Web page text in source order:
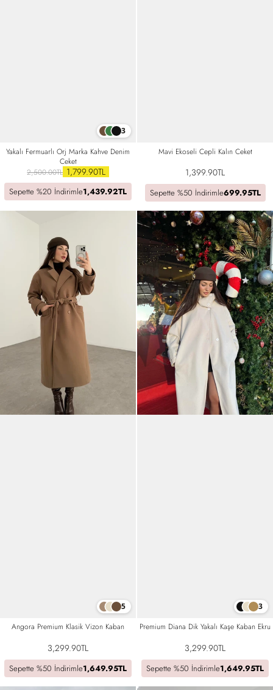
3
Yakalı Fermuarlı Orj Marka Kahve Denim
Ceket
2,500.00TL 1,799.90TL
Sepette %20 İndirimle1,439.92TL
Mavi Ekoseli Cepli Kalın Ceket
1,399.90TL
Sepette %50 İndirimle699.95TL
5
Angora Premium Klasik Vizon Kaban
3,299.90TL
Sepette %50 İndirimle1,649.95TL
3
Premium Diana Dik Yakalı Kaşe Kaban Ekru
3,299.90TL
Sepette %50 İndirimle1,649.95TL